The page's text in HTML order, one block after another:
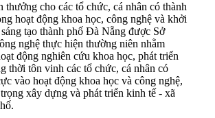
thưởng cho các tổ chức, cá nhân có thành
hoạt động khoa học, công nghệ và khởi
tạo thành phố Đà Nẵng được Sở
nghệ thực hiện thường niên nhằm
động nghiên cứu khoa học, phát triển
thời tôn vinh các tổ chức, cá nhân có
vào hoạt động khoa học và công nghệ,
xây dựng và phát triển kinh tế - xã